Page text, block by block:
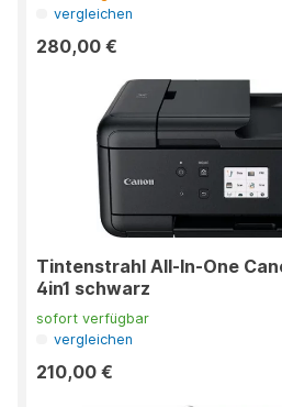
vergleichen
280,00 €
Tintenstrahl All-In-One
4in1 schwarz
sofort verfügbar
vergleichen
210,00 €